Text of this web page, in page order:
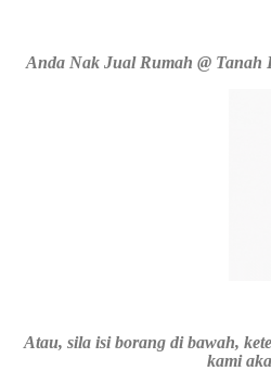
Anda Nak Jual Rumah @ Tanah
Atau, sila isi borang di bawah,
kami